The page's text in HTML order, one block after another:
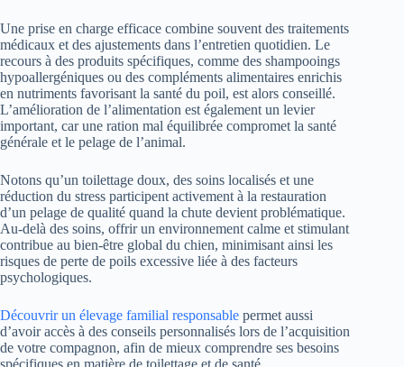
Une prise en charge efficace combine souvent des traitements
médicaux et des ajustements dans l’entretien quotidien. Le
recours à des produits spécifiques, comme des shampooings
hypoallergéniques ou des compléments alimentaires enrichis
en nutriments favorisant la santé du poil, est alors conseillé.
L’amélioration de l’alimentation est également un levier
important, car une ration mal équilibrée compromet la santé
générale et le pelage de l’animal.
Notons qu’un toilettage doux, des soins localisés et une
réduction du stress participent activement à la restauration
d’un pelage de qualité quand la chute devient problématique.
Au-delà des soins, offrir un environnement calme et stimulant
contribue au bien-être global du chien, minimisant ainsi les
risques de perte de poils excessive liée à des facteurs
psychologiques.
Découvrir un élevage familial responsable permet aussi
d’avoir accès à des conseils personnalisés lors de l’acquisition
de votre compagnon, afin de mieux comprendre ses besoins